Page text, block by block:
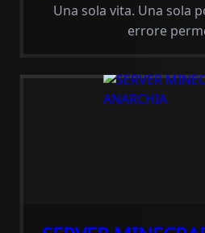
Una sola vita. Una sola
errore